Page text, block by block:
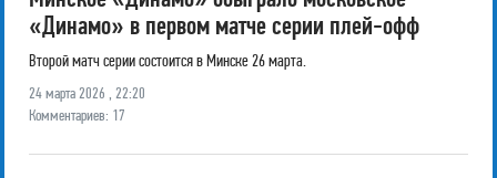
«Динамо» в первом матче серии плей-офф
Второй матч серии состоится в Минске 26 марта.
24 марта 2026 , 22:20
Комментариев: 17